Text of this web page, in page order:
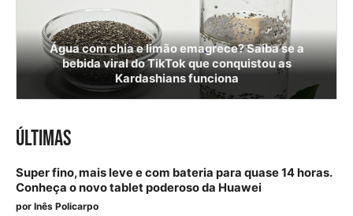
Água com chia e limão emagrece? Saiba se a
bebida viral do TikTok que conquistou as
Kardashians funciona
ÚLTIMAS
Super fino, mais leve e com bateria para quase 14 horas.
Conheça o novo tablet poderoso da Huawei
por Inês Policarpo